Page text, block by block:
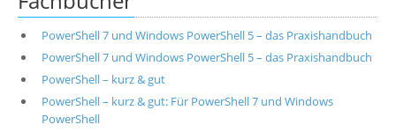
PowerShell 7 und Windows PowerShell 5 – das Praxishandbuch
PowerShell 7 und Windows PowerShell 5 – das Praxishandbuch
PowerShell – kurz & gut
PowerShell – kurz & gut: Für PowerShell 7 und Windows
PowerShell